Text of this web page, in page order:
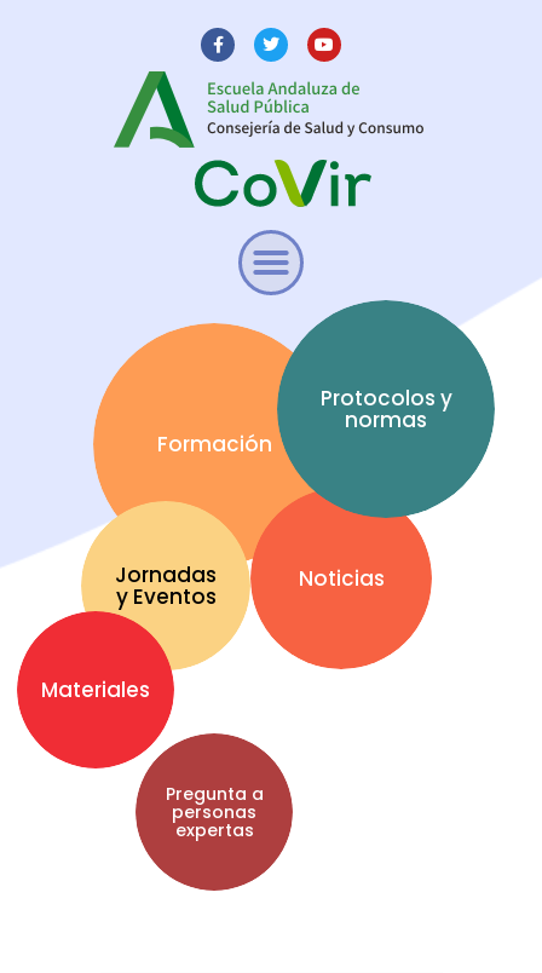
Formación
Protocolos y
normas
Materiales
Jornadas
y Eventos
Noticias
Pregunta a
personas
expertas